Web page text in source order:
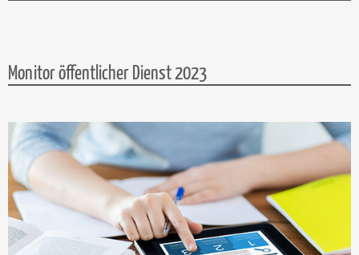
Monitor öffentlicher Dienst 2023